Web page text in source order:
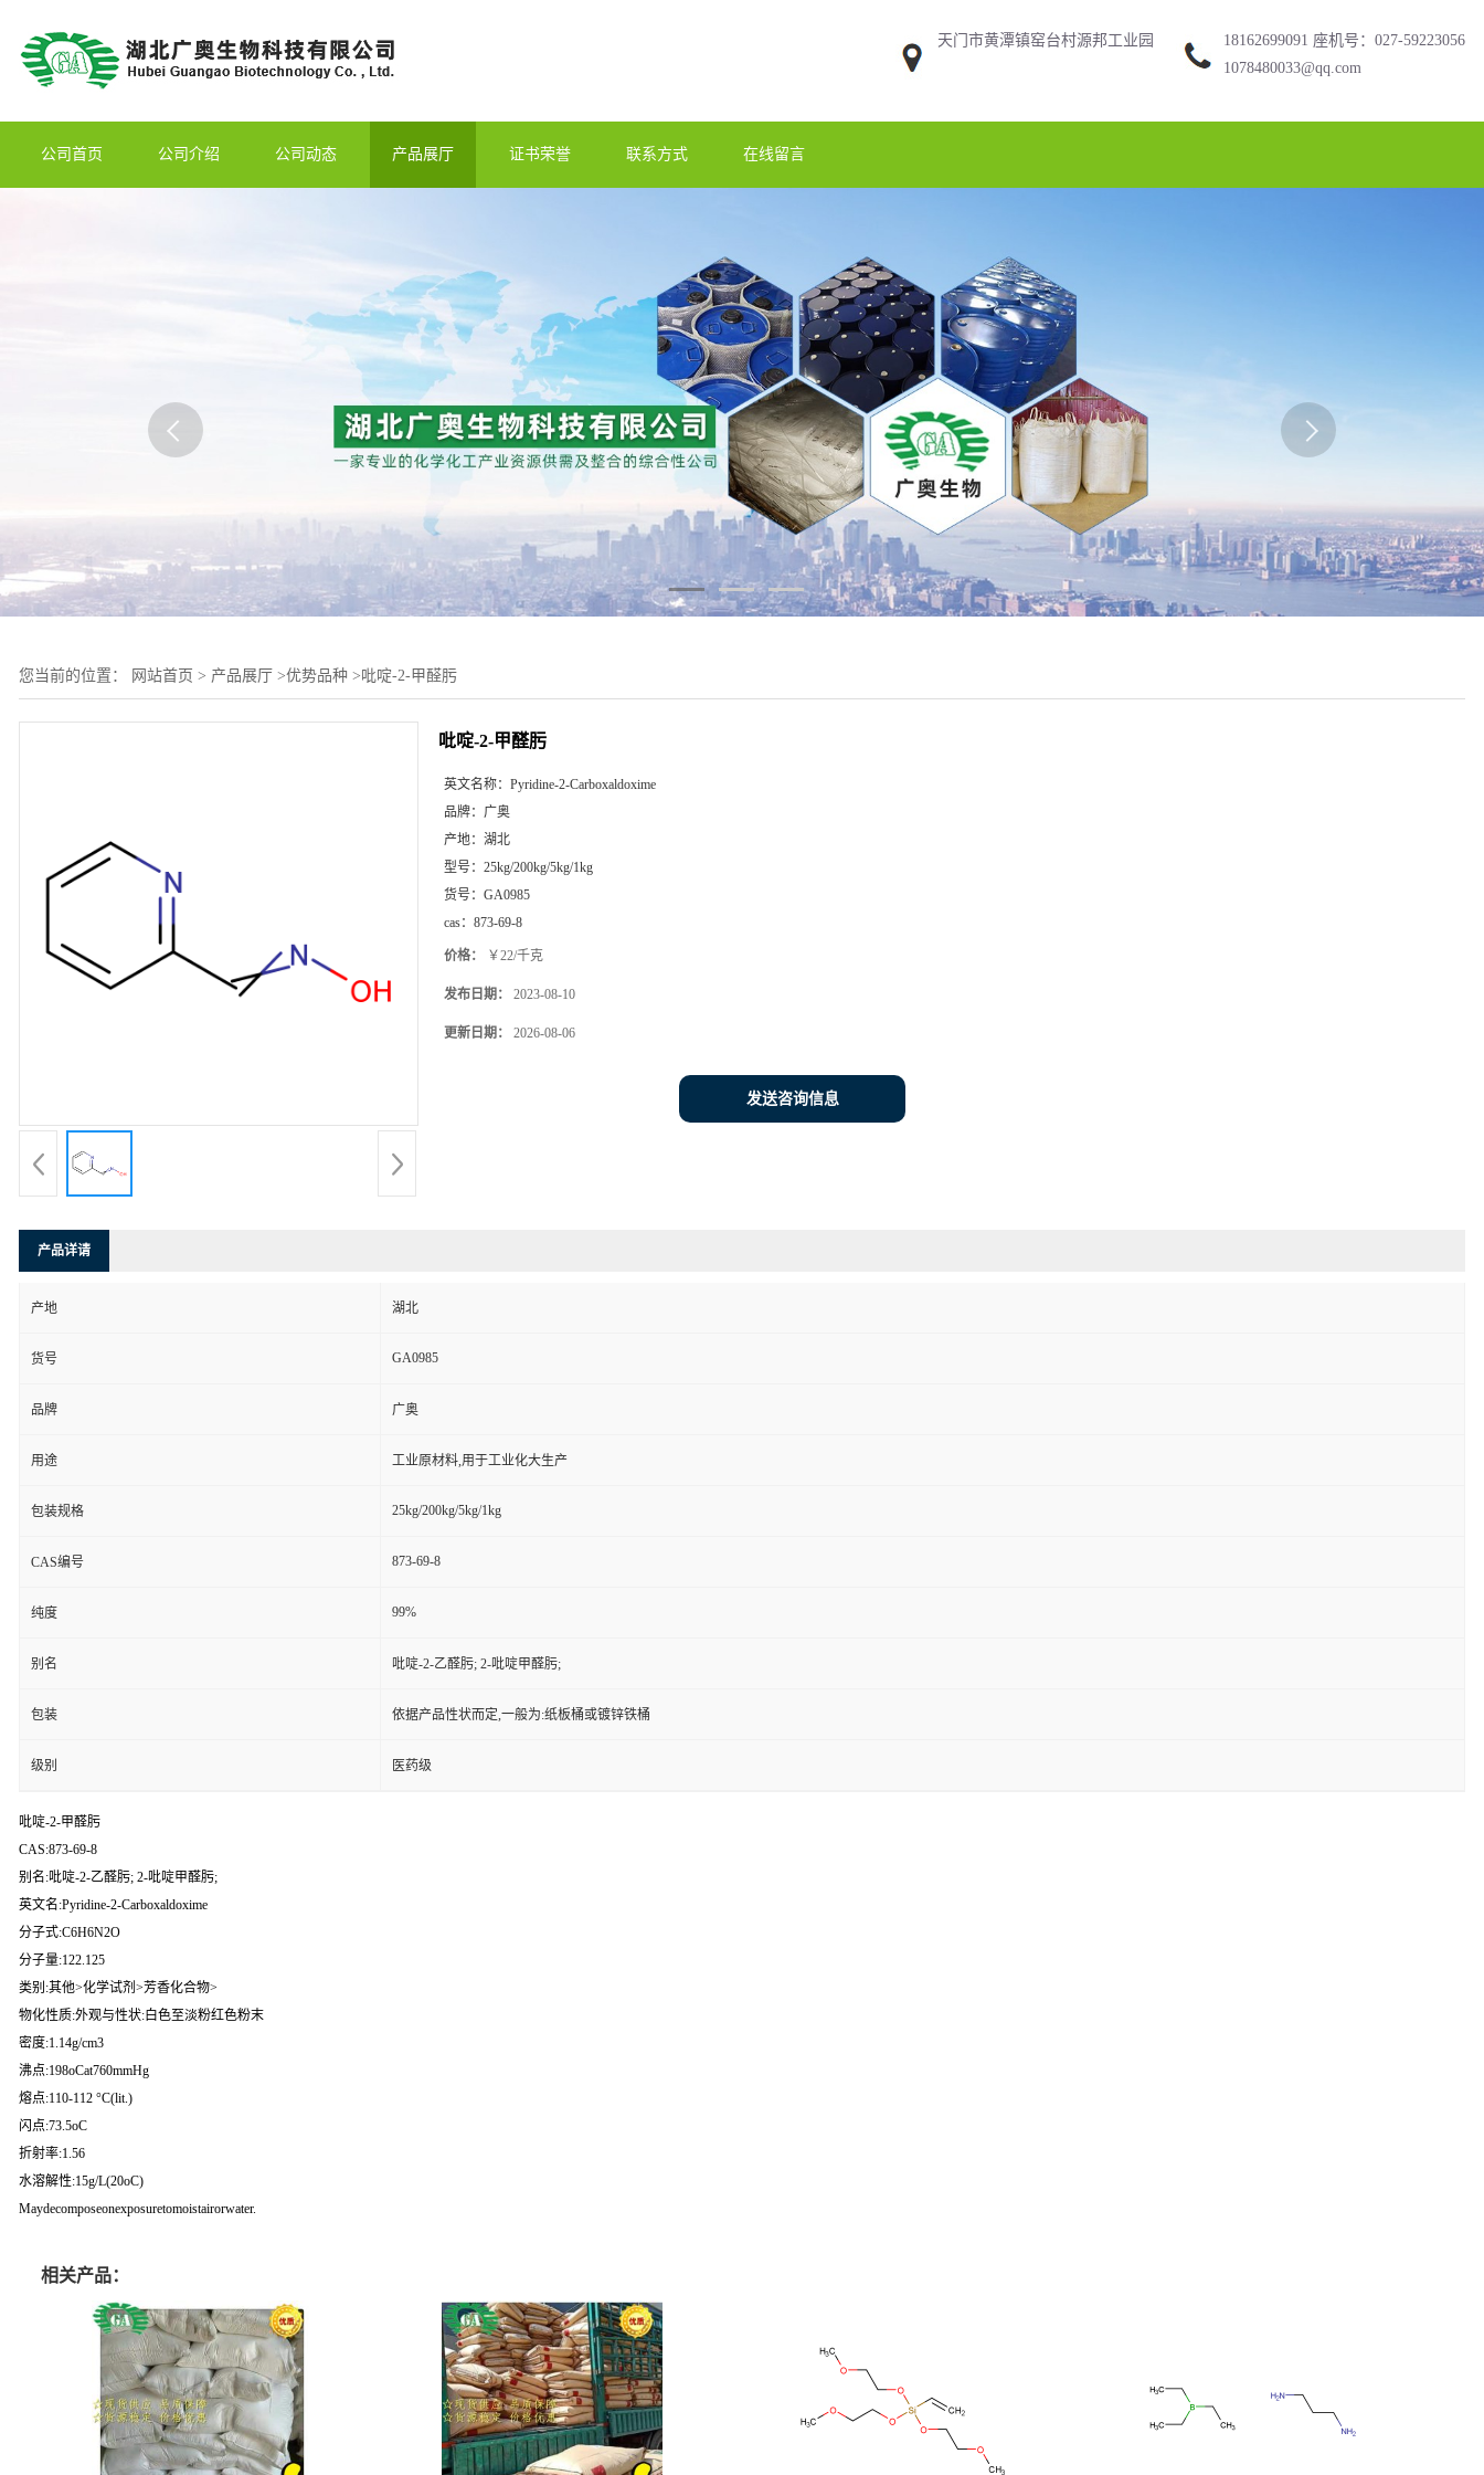
天门市黄潭镇窑台村源邦工业园
18162699091 座机号：027-59223056
1078480033@qq.com
公司首页 公司介绍 公司动态 产品展厅 证书荣誉 联系方式 在线留言
您当前的位置： 网站首页 > 产品展厅 >优势品种 >吡啶-2-甲醛肟
吡啶-2-甲醛肟
英文名称： Pyridine-2-Carboxaldoxime
品牌： 广奥
产地： 湖北
型号： 25kg/200kg/5kg/1kg
货号： GA0985
cas： 873-69-8
价格： ￥22/千克
发布日期： 2023-08-10
更新日期： 2026-08-06
发送咨询信息
产品详请
产地 湖北
货号 GA0985
品牌 广奥
用途 工业原材料,用于工业化大生产
包装规格 25kg/200kg/5kg/1kg
CAS编号 873-69-8
纯度 99%
别名 吡啶-2-乙醛肟; 2-吡啶甲醛肟;
包装 依据产品性状而定,一般为:纸板桶或镀锌铁桶
级别 医药级
吡啶-2-甲醛肟
CAS:873-69-8
别名:吡啶-2-乙醛肟; 2-吡啶甲醛肟;
英文名:Pyridine-2-Carboxaldoxime
分子式:C6H6N2O
分子量:122.125
类别:其他>化学试剂>芳香化合物>
物化性质:外观与性状:白色至淡粉红色粉末
密度:1.14g/cm3
沸点:198oCat760mmHg
熔点:110-112 °C(lit.)
闪点:73.5oC
折射率:1.56
水溶解性:15g/L(20oC)
Maydecomposeonexposuretomoistairorwater.
相关产品：